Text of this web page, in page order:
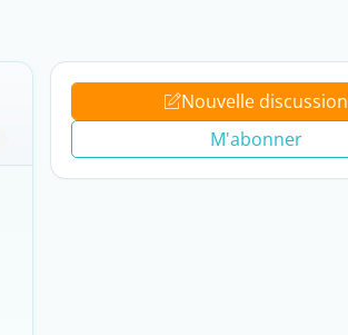
Nouvelle discussion
M'abonner